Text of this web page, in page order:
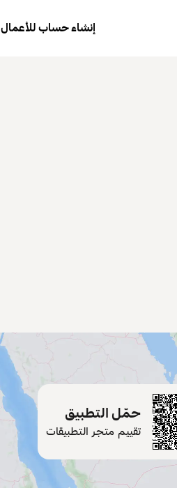
إنشاء حساب للأعمال
حمّل التطبيق
تقييم متجر التطبيقات